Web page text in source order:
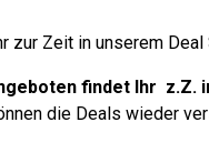
zur Zeit in unserem Deal
findet Ihr z.Z.
die Deals wieder